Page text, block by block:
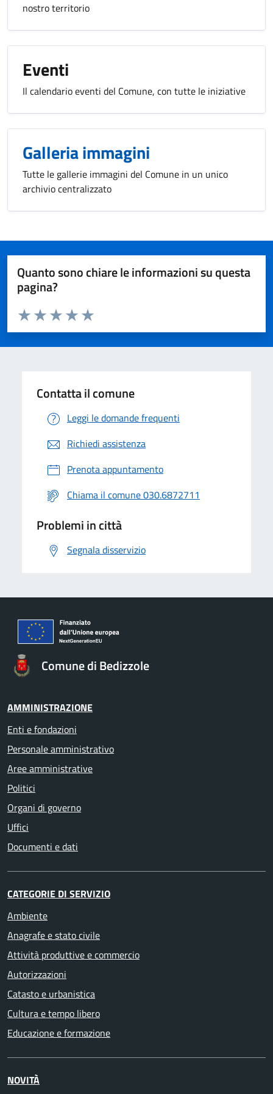
nostro territorio
Eventi
Il calendario eventi del Comune, con tutte le iniziative
Galleria immagini
Tutte le gallerie immagini del Comune in un unico
archivio centralizzato
Quanto sono chiare le informazioni su questa
pagina?
Valuta da 1 a 5 stelle la pagina
Valuta 5 stelle su 5
Valuta 4 stelle su 5
Valuta 3 stelle su 5
Valuta 2 stelle su 5
Valuta 1 stelle su 5
Contatta il comune
Leggi le domande frequenti
Richiedi assistenza
Prenota appuntamento
Chiama il comune 030.6872711
Problemi in città
Segnala disservizio
Comune di Bedizzole
AMMINISTRAZIONE
Enti e fondazioni
Personale amministrativo
Aree amministrative
Politici
Organi di governo
Uffici
Documenti e dati
CATEGORIE DI SERVIZIO
Ambiente
Anagrafe e stato civile
Attività produttive e commercio
Autorizzazioni
Catasto e urbanistica
Cultura e tempo libero
Educazione e formazione
NOVITÀ